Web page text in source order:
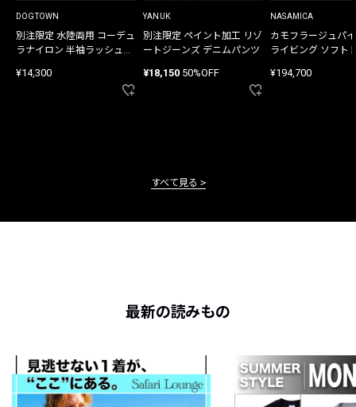
DOGTOWN
別注限定 水陸両用 コーデュ
ラナイロン 半袖ラッシュガ
¥14,300
YANUK
別注限定 ペイント加工 リゾ
ートジーンズ デニムパンツ
¥18,150 50%OFF
NASAMICA
カモフラージュパ
ライビング ソフト
¥194,700
すべて見る
最新の読みもの